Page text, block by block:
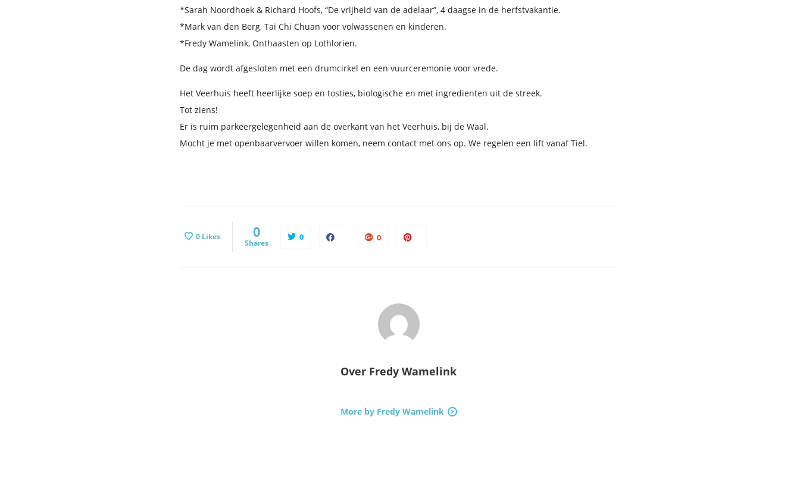
*Sarah Noordhoek & Richard Hoofs, “De vrijheid van de adelaar”, 4 daagse in de herfstvakantie.
*Mark van den Berg, Tai Chi Chuan voor volwassenen en kinderen.
*Fredy Wamelink, Onthaasten op Lothlorien.
De dag wordt afgesloten met een drumcirkel en een vuurceremonie voor vrede.
Het Veerhuis heeft heerlijke soep en tosties, biologische en met ingredienten uit de streek.
Tot ziens!
Er is ruim parkeergelegenheid aan de overkant van het Veerhuis, bij de Waal.
Mocht je met openbaarvervoer willen komen, neem contact met ons op. We regelen een lift vanaf Tiel.
0 Likes 0
Shares
0 0
Over Fredy Wamelink
More by Fredy Wamelink